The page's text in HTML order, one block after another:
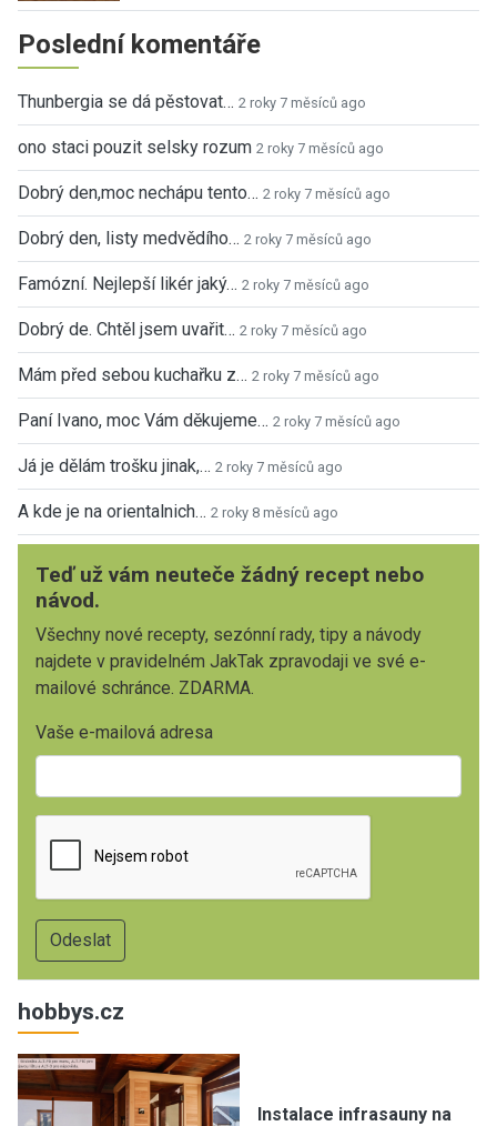
Poslední komentáře
Thunbergia se dá pěstovat… 2 roky 7 měsíců ago
ono staci pouzit selsky rozum 2 roky 7 měsíců ago
Dobrý den,moc nechápu tento… 2 roky 7 měsíců ago
Dobrý den, listy medvědího… 2 roky 7 měsíců ago
Famózní. Nejlepší likér jaký… 2 roky 7 měsíců ago
Dobrý de. Chtěl jsem uvařit… 2 roky 7 měsíců ago
Mám před sebou kuchařku z… 2 roky 7 měsíců ago
Paní Ivano, moc Vám děkujeme… 2 roky 7 měsíců ago
Já je dělám trošku jinak,… 2 roky 7 měsíců ago
A kde je na orientalnich… 2 roky 8 měsíců ago
Teď už vám neuteče žádný recept nebo
návod.
Všechny nové recepty, sezónní rady, tipy a návody
najdete v pravidelném JakTak zpravodaji ve své e-
mailové schránce. ZDARMA.
Vaše e-mailová adresa
hobbys.cz
Instalace infrasauny na